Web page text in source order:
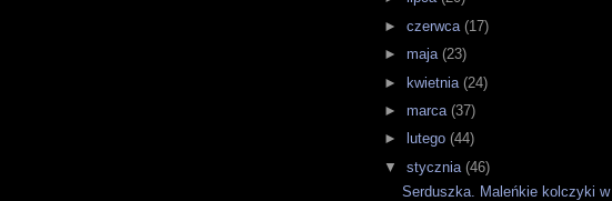
►czerwca(17)
►maja(23)
►kwietnia(24)
►marca(37)
►
lutego(44)
▼stycznia(46)
Serduszka. Maleńkie kolczyki w